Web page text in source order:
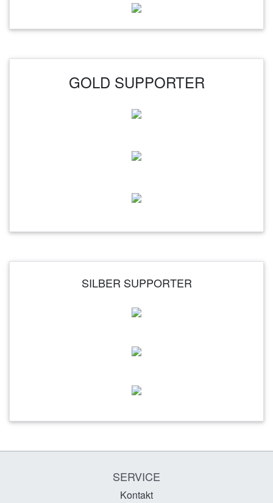
GOLD SUPPORTER
SILBER SUPPORTER
SERVICE
Kontakt